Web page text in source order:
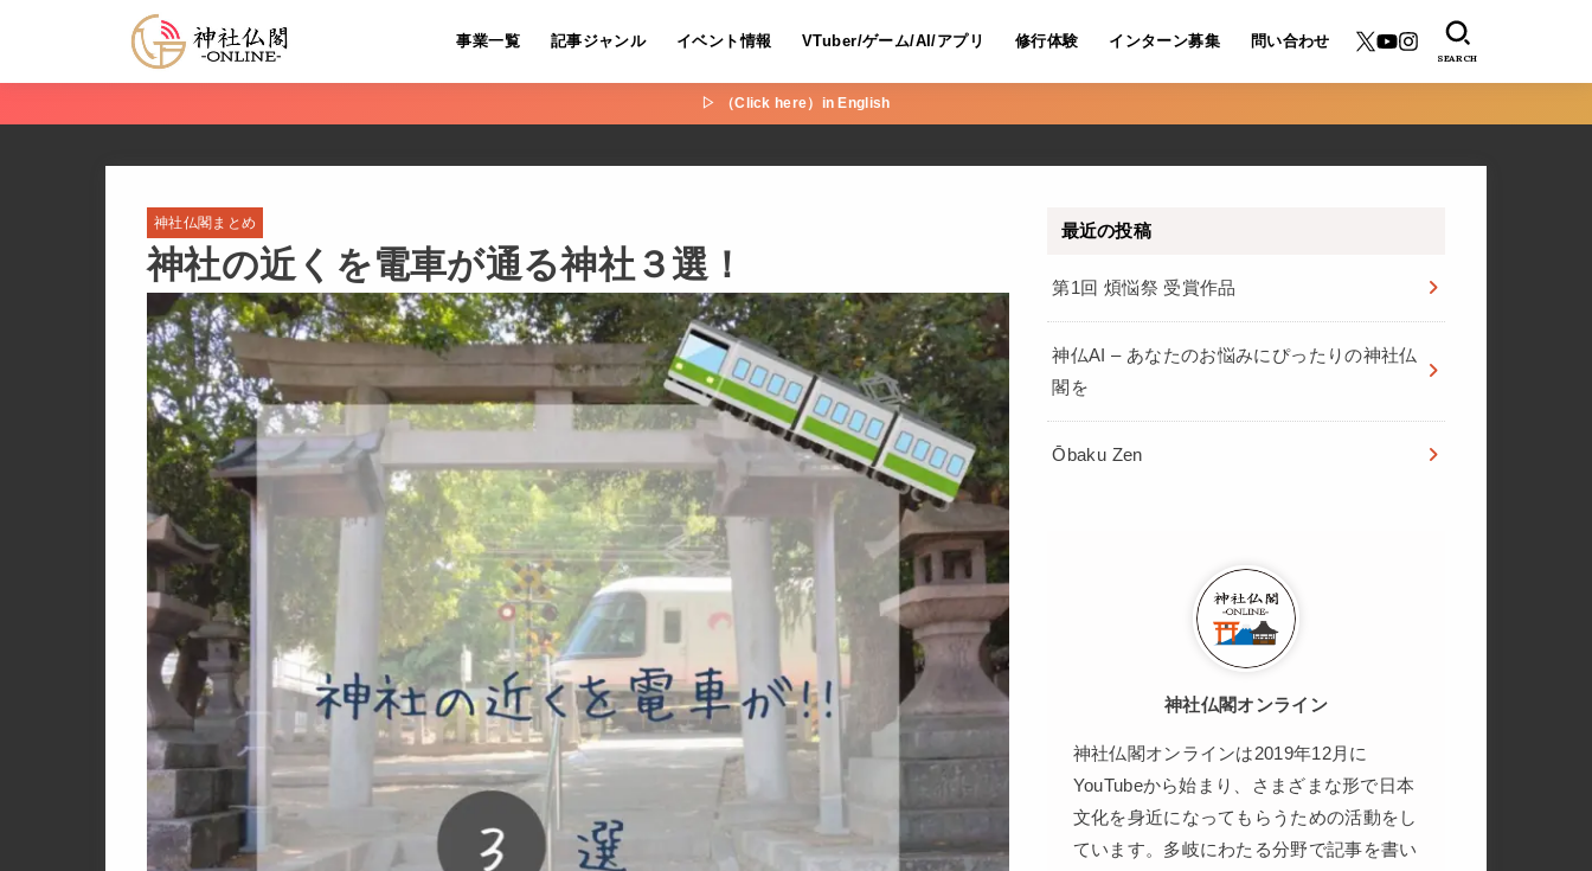
事業一覧 記事ジャンル イベント情報 VTuber/ゲーム/AI/アプリ 修行体験 インターン募集 問い合わせ
SEARCH
▷ （Click here）in English
神社仏閣まとめ
神社の近くを電車が通る神社３選！
最近の投稿
第1回 煩悩祭 受賞作品
神仏AI – あなたのお悩みにぴったりの神社仏
閣を
Ōbaku Zen
神社仏閣オンライン
神社仏閣オンラインは2019年12月に
YouTubeから始まり、さまざまな形で日本
文化を身近になってもらうための活動をし
ています。多岐にわたる分野で記事を書い